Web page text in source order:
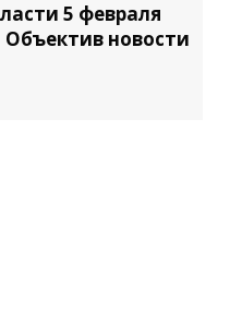
5 февраля
новости